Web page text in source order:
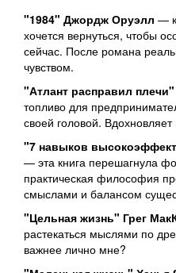
"1984" Джордж Оруэлл —
хочется вернуться, чтобы
сейчас. После романа
чувством.
"Атлант расправил
топливо для
своей головой.
"7 навыков
— эта книга перешагнула
практическая философия
смыслами и балансом
"Цельная жизнь" Грег
растекаться мыслями по
важнее лично мне?